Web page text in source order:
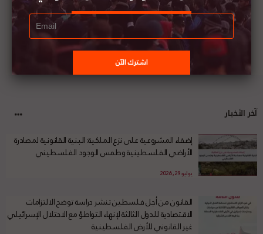
آخر الأخبار
إضفاء المشروعية على نزع الملكية: البنية القانونية لمصادرة
الأراضي الفلسطينية وطمس الوجود الفلسطيني
يوليو 29, 2026
القانون من أجل فلسطين تنشر دراسة توضح الالتزامات
الاقتصادية للدول الثالثة لإنهاء التواطؤ مع الاحتلال الإسرائيلي
غير القانوني للأرض الفلسطينية